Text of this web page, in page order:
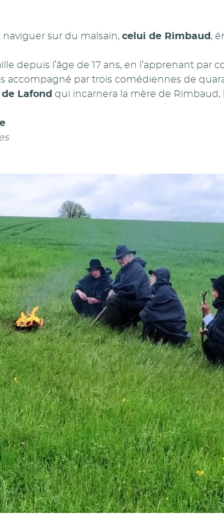
naviguer sur du malsain, celui de Rimbaud ,
depuis l’âge de 17 ans, en l’apprenant par
accompagné par trois comédiennes de
de Lafond qui incarnera la mère de Rimbaud,